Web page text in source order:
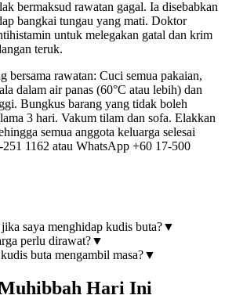
bermaksud rawatan gagal. Ia disebabkan
bangkai tungau yang mati. Doktor
untuk melegakan gatal dan krim
teruk.
bersama rawatan: Cuci semua pakaian,
dalam air panas (60°C atau lebih) dan
Bungkus barang yang tidak boleh
3 hari. Vakum tilam dan sofa. Elakkan
semua anggota keluarga selesai
1162 atau WhatsApp +60 17-500
saya menghidap kudis buta?▼
perlu dirawat?▼
buta mengambil masa?▼
Hari Ini